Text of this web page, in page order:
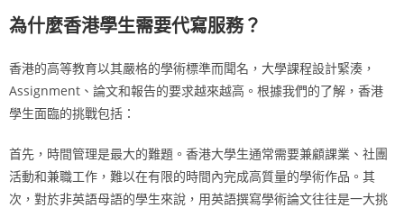
為什麼香港學生需要代寫服務？
香港的高等教育以其嚴格的學術標準而聞名，大學課程設計緊湊，
Assignment、論文和報告的要求越來越高。根據我們的了解，香港
學生面臨的挑戰包括：
首先，時間管理是最大的難題。香港大學生通常需要兼顧課業、社團
活動和兼職工作，難以在有限的時間內完成高質量的學術作品。其
次，對於非英語母語的學生來說，用英語撰寫學術論文往往是一大挑